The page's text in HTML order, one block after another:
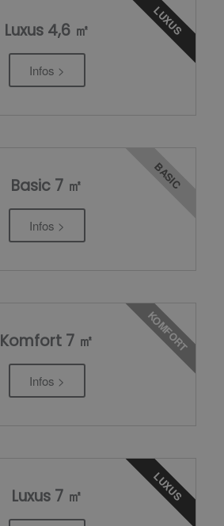
Luxus 4,6 ㎡
Infos >
LUXUS
Basic 7 ㎡
Infos >
BASIC
Komfort 7 ㎡
Infos >
KOMFORT
Luxus 7 ㎡ LUXUS